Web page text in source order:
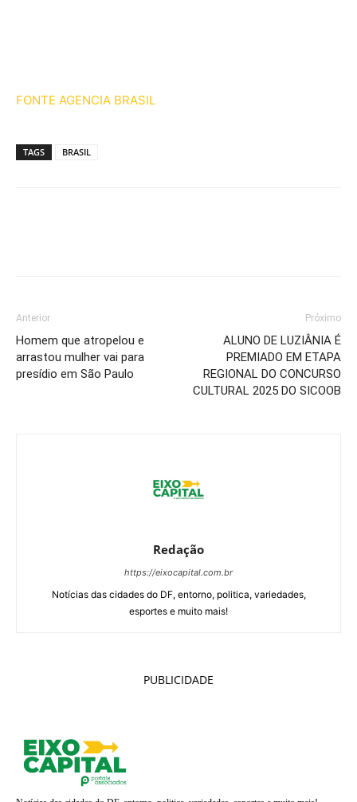
FONTE AGENCIA BRASIL
TAGS BRASIL
Anterior
Homem que atropelou e
arrastou mulher vai para
presídio em São Paulo
Próximo
ALUNO DE LUZIÂNIA É
PREMIADO EM ETAPA
REGIONAL DO CONCURSO
CULTURAL 2025 DO SICOOB
Redação
https://eixocapital.com.br
Notícias das cidades do DF, entorno, politica, variedades,
esportes e muito mais!
PUBLICIDADE